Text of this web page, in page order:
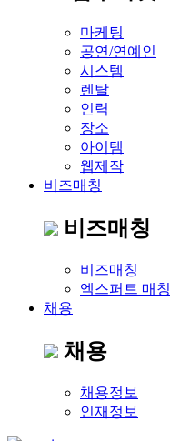
마케팅
공연/연예인
시스템
렌탈
인력
장소
아이템
웹제작
비즈매칭
비즈매칭
비즈매칭
엑스퍼트 매칭
채용
채용
채용정보
인재정보